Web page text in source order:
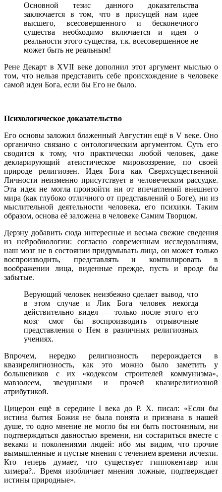
Основной тезис данного доказательства
заключается в том, что в присущей нам идее
высшего, всесовершенного и бесконечного
существа необходимо включается и идея о
реальности этого существа, т.к. всесовершенное не
может быть не реальным!
Рене Декарт в XVII веке дополнил этот аргумент мыслью о
том, что нельзя представить себе происхождение в человеке
самой идеи Бога, если бы Его не было.
Психологическое доказательство
Его основы заложил блаженный Августин ещё в V веке. Оно
органично связано с онтологическим аргументом. Суть его
сводится к тому, что практически любой человек, даже
декларирующий атеистическое мировоззрение, по своей
природе религиозен. Идея Бога как Сверхсущественной
Личности неизменно присутствует в человеческом рассудке.
Эта идея не могла произойти ни от впечатлений внешнего
мира (как глубоко отличного от представлений о Боге), ни из
мыслительной деятельности человека, его психики. Таким
образом, основа её заложена в человеке Самим Творцом.
Дерзну добавить сюда интересные и весьма свежие сведения
из нейробиологии: согласно современным исследованиям,
наш мозг не в состоянии придумывать лица, он может только
воспроизводить, представлять и компилировать в
воображении лица, виденные прежде, пусть и вроде бы
забытые.
Верующий человек неизбежно сделает вывод, что
в этом случае и Лик Бога человек некогда
действительно видел — только после этого его
мозг смог бы воспроизводить отрывочные
представления о Нем в различных религиозных
учениях.
Впрочем, нередко религиозность перерождается в
квазирелигиозность, как это можно было заметить у
большевиков с их «кодексом строителей коммунизма»,
мавзолеем, звездинами и прочей квазирелигиозной
атрибутикой.
Цицерон ещё в середине I века до Р. Х. писал: «Если бы
истина бытия Божия не была понята и признана в нашей
душе, то одно мнение не могло бы ни быть постоянным, ни
подтверждаться давностью времени, ни состариться вместе с
веками и поколениями людей: ибо мы видим, что прочие
вымышленные и пустые мнения с течением времени исчезли.
Кто теперь думает, что существует гиппокентавр или
химера?.. Время изобличает мнения ложные, подтверждает
истины природные».